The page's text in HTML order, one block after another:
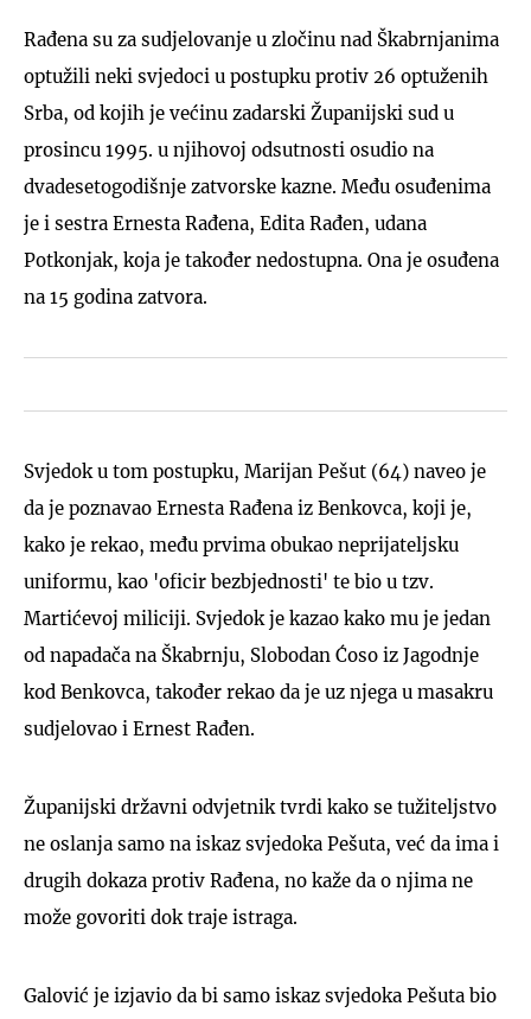
Rađena su za sudjelovanje u zločinu nad Škabrnjanima
optužili neki svjedoci u postupku protiv 26 optuženih
Srba, od kojih je većinu zadarski Županijski sud u
prosincu 1995. u njihovoj odsutnosti osudio na
dvadesetogodišnje zatvorske kazne. Među osuđenima
je i sestra Ernesta Rađena, Edita Rađen, udana
Potkonjak, koja je također nedostupna. Ona je osuđena
na 15 godina zatvora.
Svjedok u tom postupku, Marijan Pešut (64) naveo je
da je poznavao Ernesta Rađena iz Benkovca, koji je,
kako je rekao, među prvima obukao neprijateljsku
uniformu, kao 'oficir bezbjednosti' te bio u tzv.
Martićevoj miliciji. Svjedok je kazao kako mu je jedan
od napadača na Škabrnju, Slobodan Ćoso iz Jagodnje
kod Benkovca, također rekao da je uz njega u masakru
sudjelovao i Ernest Rađen.
Županijski državni odvjetnik tvrdi kako se tužiteljstvo
ne oslanja samo na iskaz svjedoka Pešuta, već da ima i
drugih dokaza protiv Rađena, no kaže da o njima ne
može govoriti dok traje istraga.
Galović je izjavio da bi samo iskaz svjedoka Pešuta bio